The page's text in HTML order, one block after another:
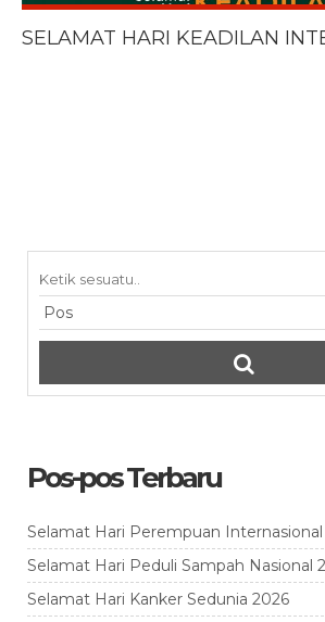
SELAMAT HARI KEADILAN
Pos-pos Terbaru
Selamat Hari Perempuan
Selamat Hari Peduli Sampah Nasional
Selamat Hari Kanker Sedunia 2026